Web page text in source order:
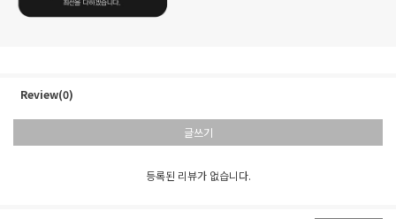
Review(0)
글쓰기
등록된 리뷰가 없습니다.